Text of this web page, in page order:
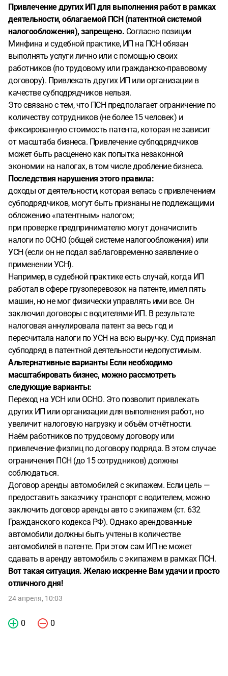
Привлечение других ИП для выполнения работ в рамках
деятельности, облагаемой ПСН (патентной системой
налогообложения), запрещено. Согласно позиции
Минфина и судебной практике, ИП на ПСН обязан
выполнять услуги лично или с помощью своих
работников (по трудовому или гражданско-правовому
договору). Привлекать других ИП или организации в
качестве субподрядчиков нельзя.
Это связано с тем, что ПСН предполагает ограничение по
количеству сотрудников (не более 15 человек) и
фиксированную стоимость патента, которая не зависит
от масштаба бизнеса. Привлечение субподрядчиков
может быть расценено как попытка незаконной
экономии на налогах, в том числе дробление бизнеса.
Последствия нарушения этого правила:
доходы от деятельности, которая велась с привлечением
субподрядчиков, могут быть признаны не подлежащими
обложению «патентным» налогом;
при проверке предпринимателю могут доначислить
налоги по ОСНО (общей системе налогообложения) или
УСН (если он не подал заблаговременно заявление о
применении УСН).
Например, в судебной практике есть случай, когда ИП
работал в сфере грузоперевозок на патенте, имел пять
машин, но не мог физически управлять ими все. Он
заключил договоры с водителями-ИП. В результате
налоговая аннулировала патент за весь год и
пересчитала налоги по УСН на всю выручку. Суд признал
субподряд в патентной деятельности недопустимым.
Альтернативные варианты Если необходимо
масштабировать бизнес, можно рассмотреть
следующие варианты:
Переход на УСН или ОСНО. Это позволит привлекать
других ИП или организации для выполнения работ, но
увеличит налоговую нагрузку и объём отчётности.
Наём работников по трудовому договору или
привлечение физлиц по договору подряда. В этом случае
ограничения ПСН (до 15 сотрудников) должны
соблюдаться.
Договор аренды автомобилей с экипажем. Если цель —
предоставить заказчику транспорт с водителем, можно
заключить договор аренды авто с экипажем (ст. 632
Гражданского кодекса РФ). Однако арендованные
автомобили должны быть учтены в количестве
автомобилей в патенте. При этом сам ИП не может
сдавать в аренду автомобиль с экипажем в рамках ПСН.
Вот такая ситуация. Желаю искренне Вам удачи и просто
отличного дня!
24 апреля, 10:03
0 0